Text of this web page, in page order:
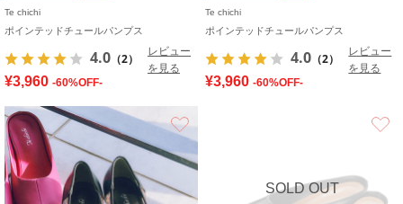
Te chichi
ポインテッドチュールパンプス
4.0 （2）
レビュー
を見る
¥3,960 -60%OFF-
Te chichi
ポインテッドチュールパンプス
4.0 （2）
レビュー
を見る
¥3,960 -60%OFF-
SOLD OUT